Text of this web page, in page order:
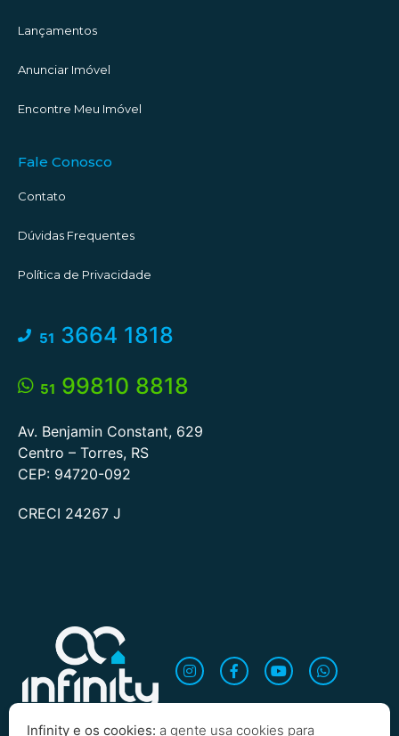
Lançamentos
Anunciar Imóvel
Encontre Meu Imóvel
Fale Conosco
Contato
Dúvidas Frequentes
Política de Privacidade
51 3664 1818
51 99810 8818
Av. Benjamin Constant, 629
Centro – Torres, RS
CEP: 94720-092
CRECI 24267 J
Infinity e os cookies: a gente usa cookies para